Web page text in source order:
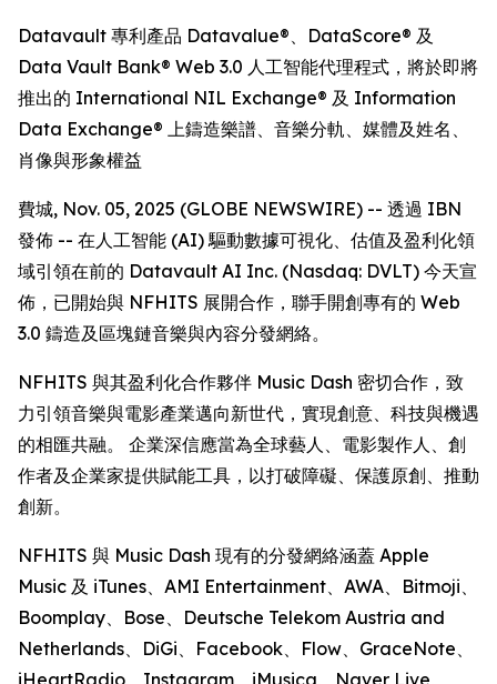
Datavault 專利產品 Datavalue®、DataScore® 及
Data Vault Bank® Web 3.0 人工智能代理程式，將於即將
推出的 International NIL Exchange® 及 Information
Data Exchange® 上鑄造樂譜、音樂分軌、媒體及姓名、
肖像與形象權益
費城, Nov. 05, 2025 (GLOBE NEWSWIRE) -- 透過 IBN
發佈 -- 在人工智能 (AI) 驅動數據可視化、估值及盈利化領
域引領在前的 Datavault AI Inc. (Nasdaq: DVLT) 今天宣
佈，已開始與 NFHITS 展開合作，聯手開創專有的 Web
3.0 鑄造及區塊鏈音樂與內容分發網絡。
NFHITS 與其盈利化合作夥伴 Music Dash 密切合作，致
力引領音樂與電影產業邁向新世代，實現創意、科技與機遇
的相匯共融。 企業深信應當為全球藝人、電影製作人、創
作者及企業家提供賦能工具，以打破障礙、保護原創、推動
創新。
NFHITS 與 Music Dash 現有的分發網絡涵蓋 Apple
Music 及 iTunes、AMI Entertainment、AWA、Bitmoji、
Boomplay、Bose、Deutsche Telekom Austria and
Netherlands、DiGi、Facebook、Flow、GraceNote、
iHeartRadio、Instagram、iMusica、Naver Live、